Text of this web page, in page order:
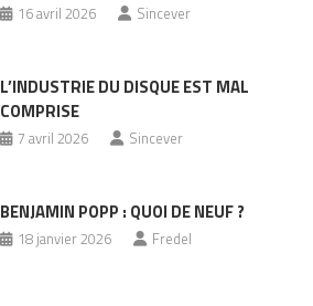
16 avril 2026 Sincever
L’INDUSTRIE DU DISQUE EST MAL
COMPRISE
7 avril 2026 Sincever
BENJAMIN POPP : QUOI DE NEUF ?
18 janvier 2026 Fredel